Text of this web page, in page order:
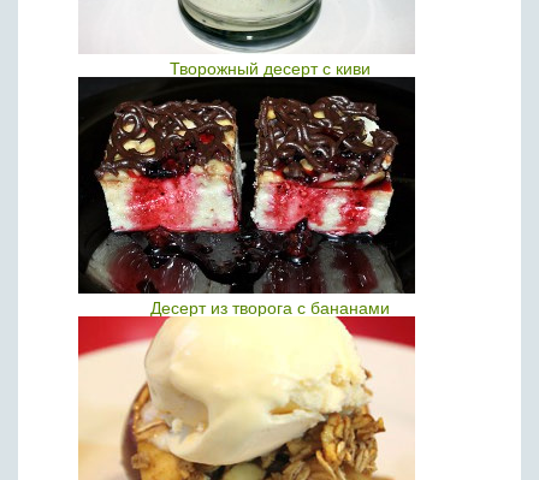
Творожный десерт с киви
Десерт из творога с бананами